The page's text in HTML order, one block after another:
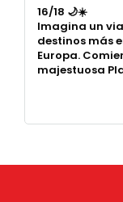
16/18 🌙☀️
Imagina un
destinos más
Europa.
majestuosa